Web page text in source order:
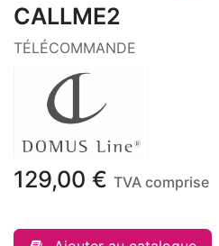
CALLME2
TÉLÉCOMMANDE
129,00 € TVA comprise